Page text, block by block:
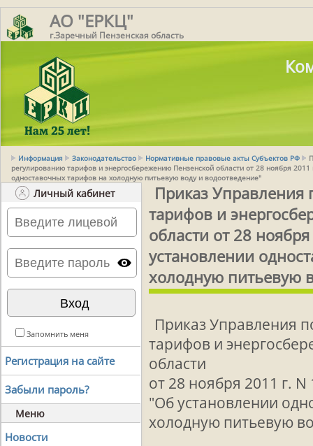
АО "ЕРКЦ"
г.Заречный Пензенская область
Информация Законодательство Нормативные правовые акты Субъектов РФ
регулированию тарифов и энергосбережению Пензенской области от 28 ноября
одноставочных тарифов на холодную питьевую воду и водоотведение"
Личный кабинет
Запомнить меня
Регистрация на сайте
Забыли пароль?
Меню
Новости
Приказ Управления
тарифов и
области от 28
установлении
холодную питьевую
Приказ Управления
тарифов и
области
от 28 ноября 2011 г. N
"Об установлении
холодную питьевую